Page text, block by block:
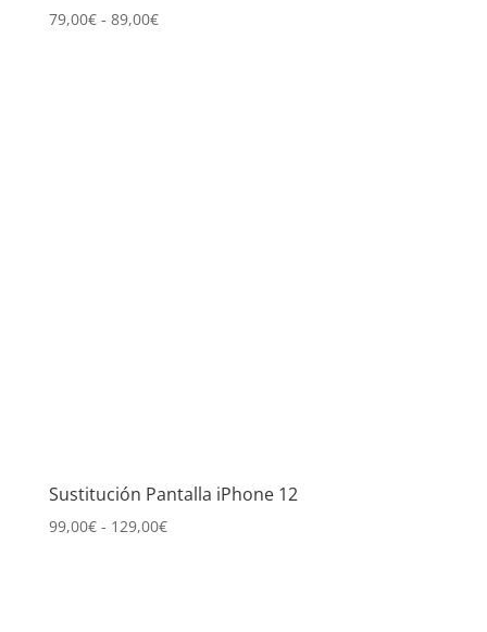
79,00€ - 89,00€Rango
Sustitución Pantalla iPhone 12
99,00€ - 129,00€Rango